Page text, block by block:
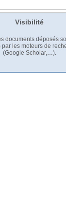
Visibilité
documents déposés
par les moteurs de
(Google Scholar,…).